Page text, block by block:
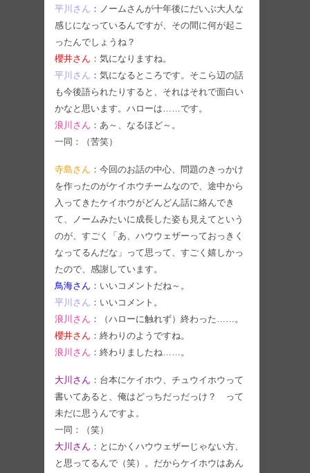
平川さん ：ノームさんが十年後にだいぶ大人な
感じになっているんですが、その間に何が起こ
ったんでしょうね？
櫻井さん ：気になりますね。
平川さん ：気になるところです。そこら辺の話
も今後語られたりすると、それはそれで面白い
かなと思います。ハローは……です。
浪川さん ：あ～、なるほど～。
一同：（苦笑）
寺島さん ：今回のお話の中心、問題のきっかけ
を作ったのがケイホウチームなので、途中から
入ってきたケイホウがどんどん話に絡んでき
て、ノームみたいに成長した姿も見えてという
のが、すごく「あ、ハウウェザーっておっきく
なってるんだな」って思って、すごく嬉しかっ
たので、感謝しています。
鳥海さん ：いいコメントだね～。
平川さん ：いいコメント。
浪川さん ：（ハローに触れず）終わった……。
櫻井さん ：終わりのようですね。
浪川さん ：終わりましたね……。
大川さん ：台本にケイホウ、チュウイホウって
書いてあると、俺はどっちだっだっけ？ って
未だに思うんですよ。
一同：（笑）
大川さん ：とにかくハウウェザーじゃない方、
と思ってるんで（笑）。だからケイホウはあん